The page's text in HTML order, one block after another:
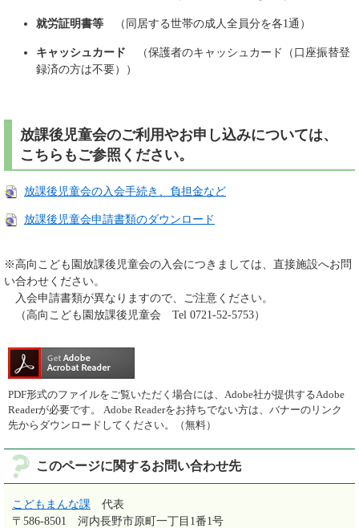
就労証明書等 （同居する世帯の成人全員分を各1通）
キャッシュカード （保護者のキャッシュカード（口座振替登
録済の方は不要））
放課後児童会のご利用やお申し込みについては、
こちらもご参照ください。
放課後児童会の入会手続き、負担金など
放課後児童会申請書類のダウンロード
※高向こども園放課後児童会の入会につきましては、直接施設へお問
い合わせください。
入会申請書類が異なりますので、ご注意ください。
（高向こども園放課後児童会 Tel 0721-52-5753）
PDF形式のファイルをご覧いただく場合には、Adobe社が提供するAdobe
Readerが必要です。
Adobe Readerをお持ちでない方は、バナーのリンク
先からダウンロードしてください。（無料）
このページに関するお問い合わせ先
こどもまんな課
代表
〒586-8501
河内長野市原町一丁目1番1号